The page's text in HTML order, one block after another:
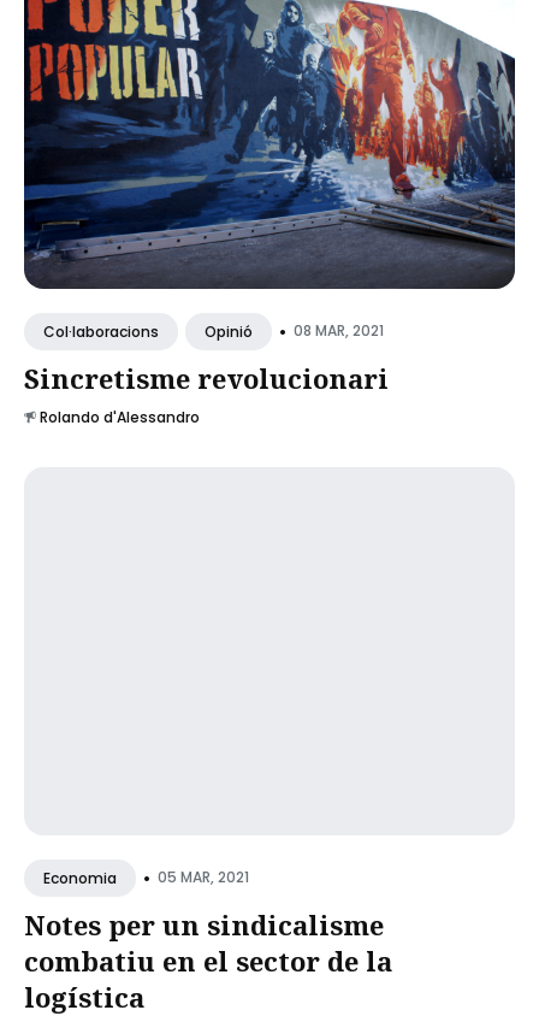
Col·laboracions Opinió • 08 MAR, 2021
Sincretisme revolucionari
Rolando d'Alessandro
Economia • 05 MAR, 2021
Notes per un sindicalisme
combatiu en el sector de la
logística